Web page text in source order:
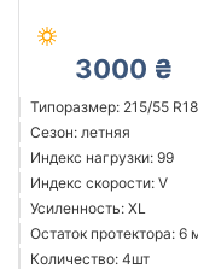
3000 ₴
Типоразмер: 215/55 R18
Сезон: летняя
Индекс нагрузки: 99
Индекс скорости: V
Усиленность: XL
Остаток протектора: 6
Количество: 4шт